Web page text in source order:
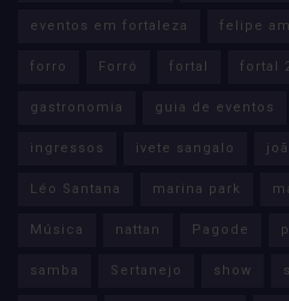
eventos em fortaleza felipe
forro Forró fortal fortal
gastronomia guia de eventos
ingressos ivete sangalo
Léo Santana marina park
Música nattan Pagode
samba Sertanejo show